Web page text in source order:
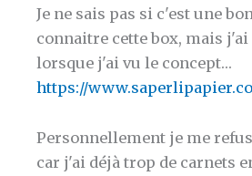
Je ne sais pas si c'est une
connaitre cette box, mais j'ai
lorsque j'ai vu le concept…
https://
Personnellement je me
car j'ai déjà trop de carnets